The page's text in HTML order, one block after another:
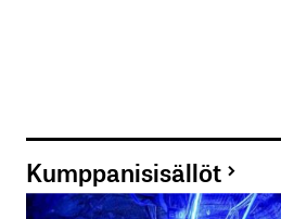
Kumppanisisällöt